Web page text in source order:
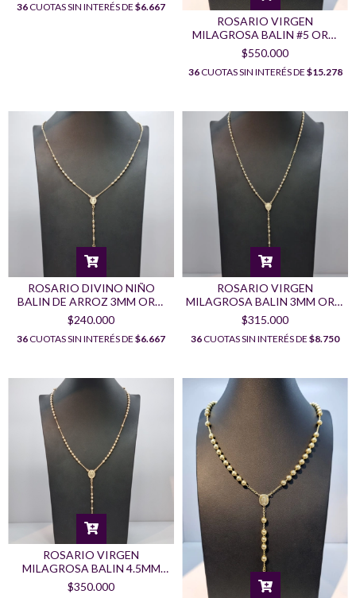
36CUOTAS SIN INTERÉS DE $6.667
ROSARIO VIRGEN
MILAGROSA BALIN #5 ORO
LAMINADO 18K
$550.000
36CUOTAS SIN INTERÉS DE $15.278
ROSARIO DIVINO NIÑO
BALIN DE ARROZ 3MM ORO
LAMINADO 18K
$240.000
36CUOTAS SIN INTERÉS DE $6.667
ROSARIO VIRGEN
MILAGROSA BALIN 3MM ORO
LAMINADO 18K
$315.000
36CUOTAS SIN INTERÉS DE $8.750
ROSARIO VIRGEN
MILAGROSA BALIN 4.5MM
ORO LAMINADO 18K
$350.000